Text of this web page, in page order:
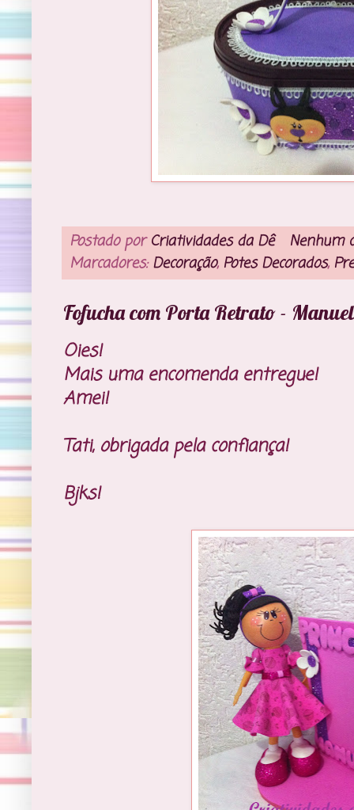
Postado porCriatividades da Dê
Nenhum
Marcadores:Decoração, Potes Decorados,
Fofucha com Porta Retrato -
Oies!
Mais uma encomenda entregue!
Amei!
Tati, obrigada pela confiança!
Bjks!